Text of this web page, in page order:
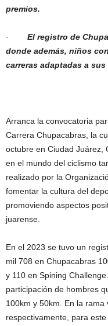
premios.
· El registro de
donde además, niños
carreras adaptadas a
Arranca la convocatoria
Carrera Chupacabras, la
octubre en Ciudad Juárez,
en el mundo del ciclismo
realizado por la
fomentar la cultura del
promoviendo aspectos
juarense.
En el 2023 se tuvo un
mil 708 en Chupacabras
y 110 en Spining
participación de hombres
100km y 50km. En la
respectivamente, para